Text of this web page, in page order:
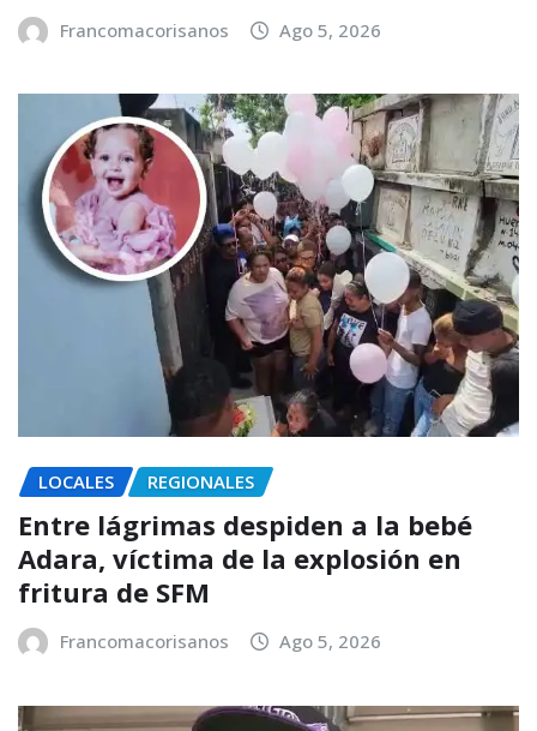
Francomacorisanos Ago 5, 2026
LOCALES REGIONALES
Entre lágrimas despiden a la bebé
Adara, víctima de la explosión en
fritura de SFM
Francomacorisanos Ago 5, 2026